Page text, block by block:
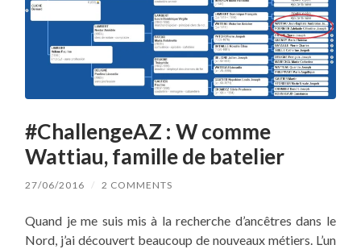
#ChallengeAZ : W comme
Wattiau, famille de batelier
27/06/2016 / 2 COMMENTS
Quand je me suis mis à la recherche d’ancêtres dans le
Nord, j’ai découvert beaucoup denouveaux métiers. L’un